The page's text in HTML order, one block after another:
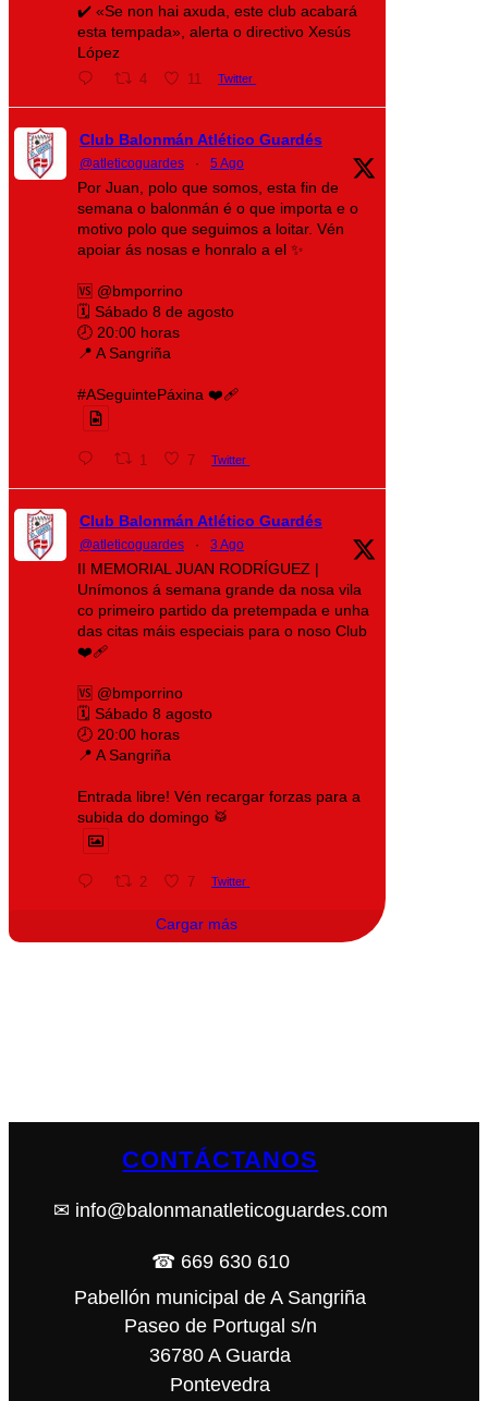
✔️ «Se non hai axuda, este club acabará
esta tempada», alerta o directivo Xesús
López
4 11 Twitter
Club Balonmán Atlético Guardés
@atleticoguardes · 5 Ago
Por Juan, polo que somos, esta fin de
semana o balonmán é o que importa e o
motivo polo que seguimos a loitar. Vén
apoiar ás nosas e honralo a el ✨
🆚 @bmporrino
🗓️ Sábado 8 de agosto
🕗 20:00 horas
📍 A Sangriña
#ASeguintePáxina ❤️‍🩹
1 7 Twitter
Club Balonmán Atlético Guardés
@atleticoguardes · 3 Ago
II MEMORIAL JUAN RODRÍGUEZ |
Unímonos á semana grande da nosa vila
co primeiro partido da pretempada e unha
das citas máis especiais para o noso Club
❤️‍🩹
🆚 @bmporrino
🗓️ Sábado 8 agosto
🕗 20:00 horas
📍 A Sangriña
Entrada libre! Vén recargar forzas para a
subida do domingo 🥁
2 7 Twitter
Cargar más
CONTÁCTANOS
✉ info@balonmanatleticoguardes.com
☎ 669 630 610
Pabellón municipal de A Sangriña
Paseo de Portugal s/n
36780 A Guarda
Pontevedra